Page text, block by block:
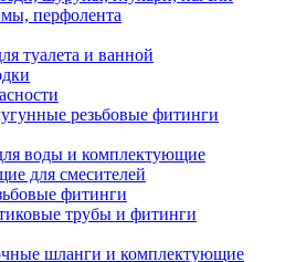
перфолента
туалета и ванной
резьбовые фитинги
воды и комплектующие
для смесителей
фитинги
трубы и фитинги
шланги и комплектующие